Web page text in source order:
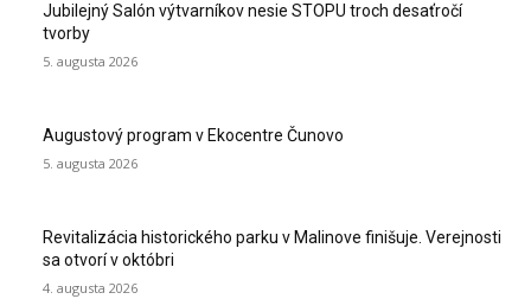
Jubilejný Salón výtvarníkov nesie STOPU troch desaťročí
tvorby
5. augusta 2026
Augustový program v Ekocentre Čunovo
5. augusta 2026
Revitalizácia historického parku v Malinove finišuje. Verejnosti
sa otvorí v októbri
4. augusta 2026